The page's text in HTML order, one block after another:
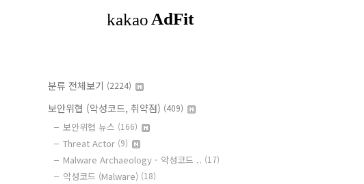
분류 전체보기 (2224)
보안위협 (악성코드, 취약점) (409)
보안위협 뉴스 (166)
Threat Actor (9)
Malware Archaeology - 악성코드 .. (17)
악성코드 (Malware) (18)